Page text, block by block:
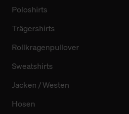
Poloshirts
Trägershirts
Rollkragenpullover
Sweatshirts
Jacken / Westen
Hosen